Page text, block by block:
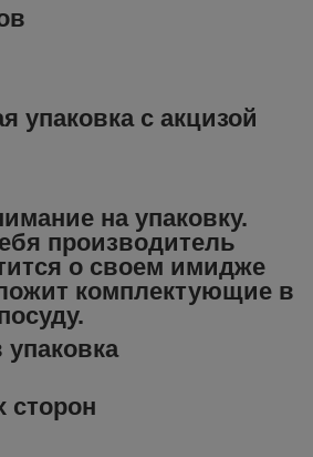
упаковка с акцизой
на упаковку.
производитель
о своем имидже
комплектующие в
упаковка
сторон